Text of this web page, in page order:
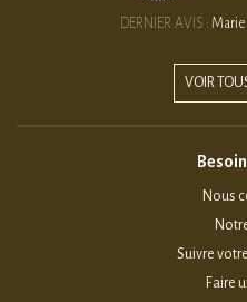
DERNIER AVIS :
VOIR
Nous
Suivre
Faire